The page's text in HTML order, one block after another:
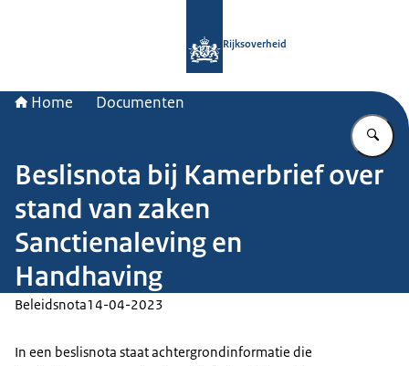
Rijksoverheid
Home Documenten
Beslisnota bij Kamerbrief over
stand van zaken
Sanctienaleving en
Handhaving
Beleidsnota14-04-2023
In een beslisnota staat achtergrondinformatie die